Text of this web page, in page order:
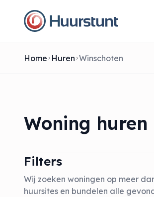
Home Huren Winschoten
Woning huren
Filters
Wij zoeken woningen op meer
huursites en bundelen alle